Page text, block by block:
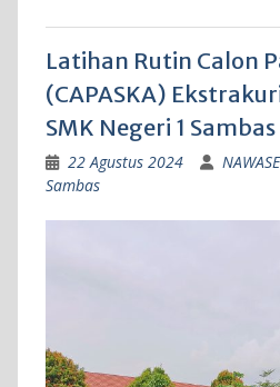
Latihan Rutin Calon
(CAPASKA)
SMK Negeri 1 Sambas
22 Agustus 2024
Sambas